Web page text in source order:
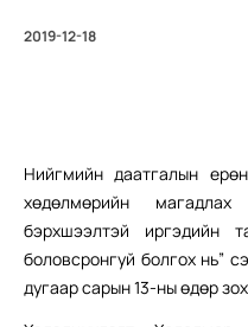
2019-12-18
Нийгмийн даатгалын
хөдөлмөрийн
бэрхшээлтэй иргэдийн
боловсронгуй болгох нь”
дугаар сарын 13-ны өдөр